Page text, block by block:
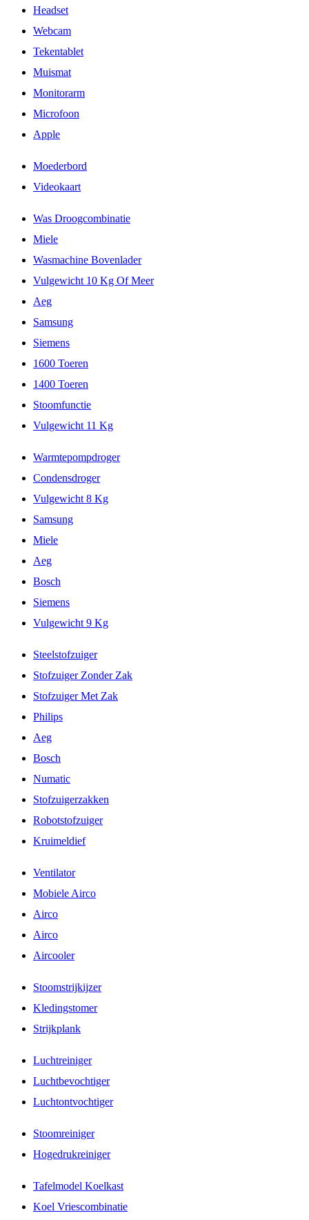
Headset
Webcam
Tekentablet
Muismat
Monitorarm
Microfoon
Apple
Moederbord
Videokaart
Was Droogcombinatie
Miele
Wasmachine Bovenlader
Vulgewicht 10 Kg Of Meer
Aeg
Samsung
Siemens
1600 Toeren
1400 Toeren
Stoomfunctie
Vulgewicht 11 Kg
Warmtepompdroger
Condensdroger
Vulgewicht 8 Kg
Samsung
Miele
Aeg
Bosch
Siemens
Vulgewicht 9 Kg
Steelstofzuiger
Stofzuiger Zonder Zak
Stofzuiger Met Zak
Philips
Aeg
Bosch
Numatic
Stofzuigerzakken
Robotstofzuiger
Kruimeldief
Ventilator
Mobiele Airco
Airco
Airco
Aircooler
Stoomstrijkijzer
Kledingstomer
Strijkplank
Luchtreiniger
Luchtbevochtiger
Luchtontvochtiger
Stoomreiniger
Hogedrukreiniger
Tafelmodel Koelkast
Koel Vriescombinatie